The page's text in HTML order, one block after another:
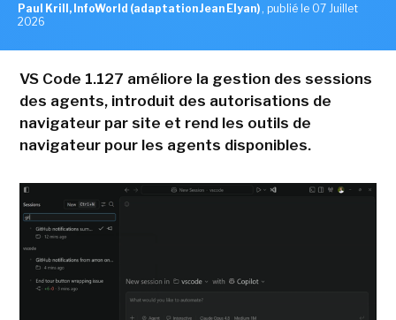
Paul Krill, InfoWorld (adaptation Jean Elyan) , publié le 07 Juillet
2026
VS Code 1.127 améliore la gestion des sessions
des agents, introduit des autorisations de
navigateur par site et rend les outils de
navigateur pour les agents disponibles.